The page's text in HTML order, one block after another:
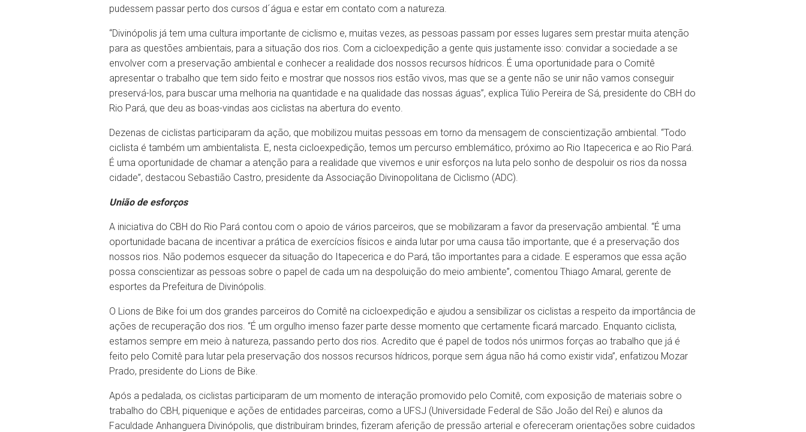
pudessem passar perto dos cursos d´água e estar em contato com a natureza.
“Divinópolis já tem uma cultura importante de ciclismo e, muitas vezes, as pessoas passam por esses lugares sem prestar muita atenção
para as questões ambientais, para a situação dos rios. Com a cicloexpedição a gente quis justamente isso: convidar a sociedade a se
envolver com a preservação ambiental e conhecer a realidade dos nossos recursos hídricos. É uma oportunidade para o Comitê
apresentar o trabalho que tem sido feito e mostrar que nossos rios estão vivos, mas que se a gente não se unir não vamos conseguir
preservá-los, para buscar uma melhoria na quantidade e na qualidade das nossas águas”, explica Túlio Pereira de Sá, presidente do CBH do
Rio Pará, que deu as boas-vindas aos ciclistas na abertura do evento.
Dezenas de ciclistas participaram da ação, que mobilizou muitas pessoas em torno da mensagem de conscientização ambiental. “Todo
ciclista é também um ambientalista. E, nesta cicloexpedição, temos um percurso emblemático, próximo ao Rio Itapecerica e ao Rio Pará.
É uma oportunidade de chamar a atenção para a realidade que vivemos e unir esforços na luta pelo sonho de despoluir os rios da nossa
cidade”, destacou Sebastião Castro, presidente da Associação Divinopolitana de Ciclismo (ADC).
União de esforços
A iniciativa do CBH do Rio Pará contou com o apoio de vários parceiros, que se mobilizaram a favor da preservação ambiental. “É uma
oportunidade bacana de incentivar a prática de exercícios físicos e ainda lutar por uma causa tão importante, que é a preservação dos
nossos rios. Não podemos esquecer da situação do Itapecerica e do Pará, tão importantes para a cidade. E esperamos que essa ação
possa conscientizar as pessoas sobre o papel de cada um na despoluição do meio ambiente”, comentou Thiago Amaral, gerente de
esportes da Prefeitura de Divinópolis.
O Lions de Bike foi um dos grandes parceiros do Comitê na cicloexpedição e ajudou a sensibilizar os ciclistas a respeito da importância de
ações de recuperação dos rios. “É um orgulho imenso fazer parte desse momento que certamente ficará marcado. Enquanto ciclista,
estamos sempre em meio à natureza, passando perto dos rios. Acredito que é papel de todos nós unirmos forças ao trabalho que já é
feito pelo Comitê para lutar pela preservação dos nossos recursos hídricos, porque sem água não há como existir vida”, enfatizou Mozar
Prado, presidente do Lions de Bike.
Após a pedalada, os ciclistas participaram de um momento de interação promovido pelo Comitê, com exposição de materiais sobre o
trabalho do CBH, piquenique e ações de entidades parceiras, como a UFSJ (Universidade Federal de São João del Rei) e alunos da
Faculdade Anhanguera Divinópolis, que distribuíram brindes, fizeram aferição de pressão arterial e ofereceram orientações sobre cuidados